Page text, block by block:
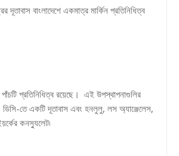
দূতাবাস বাংলাদেশে একমাত্র মার্কিন প্রতিনিধিত্ব
পাঁচটি প্রতিনিধিত্ব রয়েছে। এই উপস্থাপনাগুলির
ডিসি-তে একটি দূতাবাস এবং হনলুলু, লস অ্যাঞ্জেলেস,
কনস্যুলেট৷